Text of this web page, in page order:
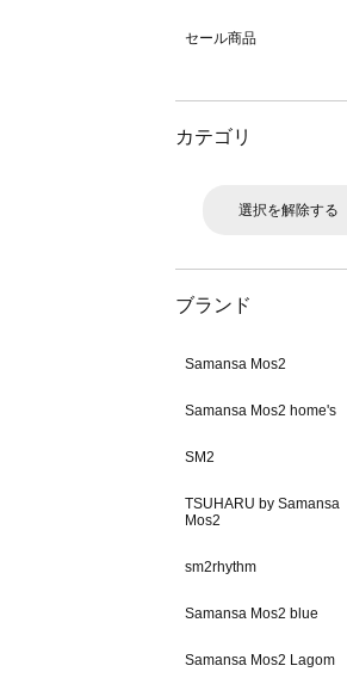
セール商品
カテゴリ
選択を解除する
ブランド
Samansa Mos2
Samansa Mos2 home's
SM2
TSUHARU by Samansa
Mos2
sm2rhythm
Samansa Mos2 blue
Samansa Mos2 Lagom